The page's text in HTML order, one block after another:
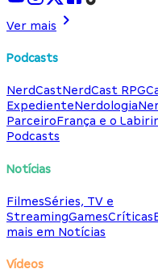
Ver mais
Podcasts
NerdCastNerdCast RPG
ExpedienteNerdologia
ParceiroFrança e o
Podcasts
Notícias
FilmesSéries, TV e
StreamingGamesCríticas
mais em Notícias
Vídeos